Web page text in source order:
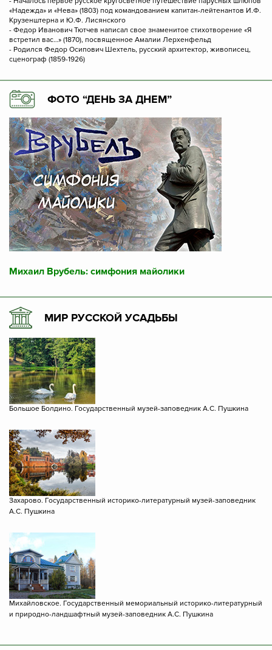
«Надежда» и «Нева» (1803) под командованием капитан-лейтенантов И.Ф.
Крузенштерна и Ю.Ф. Лисянского
- Федор Иванович Тютчев написал свое знаменитое стихотворение «Я
встретил вас…» (1870), посвященное Амалии Лерхенфельд
- Родился Федор Осипович Шехтель, русский архитектор, живописец,
сценограф (1859-1926)
ФОТО “ДЕНЬ ЗА ДНЕМ”
Михаил Врубель: симфония майолики
МИР РУССКОЙ УСАДЬБЫ
Большое Болдино. Государственный музей-заповедник А.С. Пушкина
Захарово. Государственный историко-литературный музей-заповедник
А.С. Пушкина
Михайловское. Государственный мемориальный историко-литературный
и природно-ландшафтный музей-заповедник А.С. Пушкина